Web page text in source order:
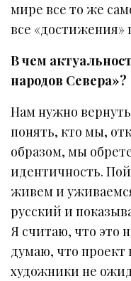
мире все то же
все «достижения»
В чем
народов Севера»?
Нам нужно
понять, кто мы,
образом, мы
идентичность.
живем и
русский и
Я считаю, что это
думаю, что проект
художники не